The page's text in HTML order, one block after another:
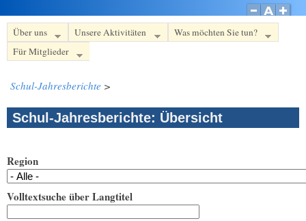
Über uns Unsere Aktivitäten
Was möchten Sie tun?
Für Mitglieder
Schul-Jahresberichte >
Schul-Jahresberichte: Übersicht
Region
Volltextsuche über Langtitel